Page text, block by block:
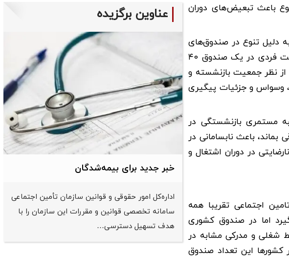
باعث تبعیض‌های دوران
دلیل تنوع در صندوق‌های
بازنشستگی است، افزود: در برخی صندوق‌ها تفاوت دریافتی‌ها بسیار زیاد است. برای مثال ممکن است فردی در یک صندوق ۴۰
تامین اجتماعی از نظر جمعیت بازنشسته و
وسواس و جزئیات پیگیری
مستمری بازنشستگی در
باقی بماند، باعث نابسامانی در
در دوران اشتغال و
اجتماعی تقریبا همه
اما در صندوق کشوری
شغلی و مدرکی مشابه در
کشورها این تعداد صندوق
عناوین برگزیده
خبر جدید برای بیمه‌شدگان
اداره‌کل امور حقوقی و قوانین سازمان تأمین اجتماعی
سامانه تخصصی قوانین و مقررات این سازمان را با
هدف تسهیل دسترسی…